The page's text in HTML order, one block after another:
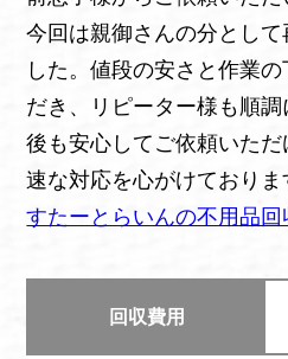
今回は親御さんの分とし
した。値段の安さと作業
だき、リピーター様も順
後も安心してご依頼いた
速な対応を心がけておりま
すたーとらいんの不用品
回収費用